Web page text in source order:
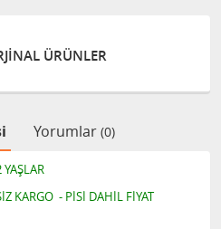
Yorumlar (0)
KARGO - PİSİ DAHİL FİYAT